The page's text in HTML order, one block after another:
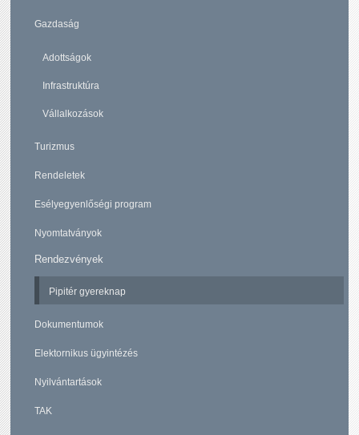
Gazdaság
Adottságok
Infrastruktúra
Vállalkozások
Turizmus
Rendeletek
Esélyegyenlőségi program
Nyomtatványok
Rendezvények
Pipitér gyereknap
Dokumentumok
Elektornikus ügyintézés
Nyilvántartások
TAK